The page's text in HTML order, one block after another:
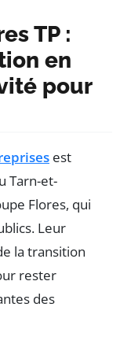
TP :
en
pour
est
Tarn-et-
Flores, qui
Leur
la transition
rester
des